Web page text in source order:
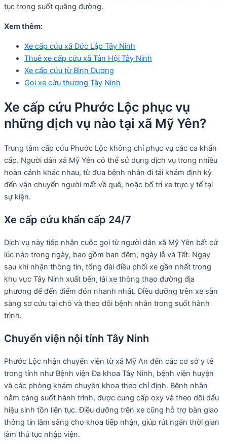
tục trong suốt quãng đường.
Xem thêm:
Xe cấp cứu xã Đức Lập Tây Ninh
Thuê xe cấp cứu xã Tân Hội Tây Ninh
Xe cấp cứu từ Bình Dương
Gọi xe cứu thương Tây Ninh
Xe cấp cứu Phước Lộc phục vụ
những dịch vụ nào tại xã Mỹ Yên?
Trung tâm cấp cứu Phước Lộc không chỉ phục vụ các ca khẩn
cấp. Người dân xã Mỹ Yên có thể sử dụng dịch vụ trong nhiều
hoàn cảnh khác nhau, từ đưa bệnh nhân đi tái khám định kỳ
đến vận chuyển người mất về quê, hoặc bố trí xe trực y tế tại
sự kiện.
Xe cấp cứu khẩn cấp 24/7
Dịch vụ này tiếp nhận cuộc gọi từ người dân xã Mỹ Yên bất cứ
lúc nào trong ngày, bao gồm ban đêm, ngày lễ và Tết. Ngay
sau khi nhận thông tin, tổng đài điều phối xe gần nhất trong
khu vực Tây Ninh xuất bến, lái xe thông thạo đường địa
phương để đến điểm đón nhanh nhất. Điều dưỡng trên xe sẵn
sàng sơ cứu tại chỗ và theo dõi bệnh nhân trong suốt hành
trình.
Chuyển viện nội tỉnh Tây Ninh
Phước Lộc nhận chuyển viện từ xã Mỹ An đến các cơ sở y tế
trong tỉnh như Bệnh viện Đa khoa Tây Ninh, bệnh viện huyện
và các phòng khám chuyên khoa theo chỉ định. Bệnh nhân
nằm cáng suốt hành trình, được cung cấp oxy và theo dõi dấu
hiệu sinh tồn liên tục. Điều dưỡng trên xe cũng hỗ trợ bàn giao
thông tin lâm sàng cho khoa tiếp nhận, giúp rút ngắn thời gian
làm thủ tục nhập viện.